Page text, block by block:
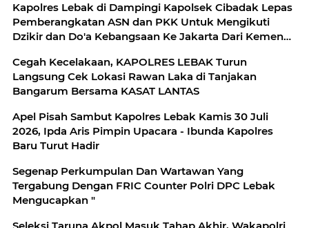
Kapolres Lebak di Dampingi Kapolsek Cibadak Lepas
Pemberangkatan ASN dan PKK Untuk Mengikuti
Dzikir dan Do'a Kebangsaan Ke Jakarta Dari Kemenag
Cegah Kecelakaan, KAPOLRES LEBAK Turun
Langsung Cek Lokasi Rawan Laka di Tanjakan
Bangarum Bersama KASAT LANTAS
Apel Pisah Sambut Kapolres Lebak Kamis 30 Juli
2026, Ipda Aris Pimpin Upacara - Ibunda Kapolres
Baru Turut Hadir
Segenap Perkumpulan Dan Wartawan Yang
Tergabung Dengan FRIC Counter Polri DPC Lebak
Mengucapkan "